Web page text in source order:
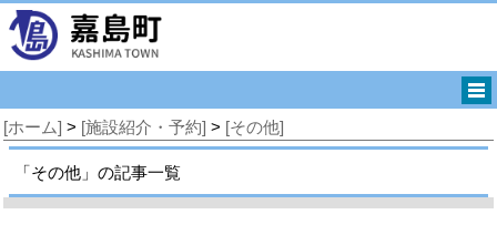
[ホーム] > [施設紹介・予約] > [その他]
「その他」の記事一覧